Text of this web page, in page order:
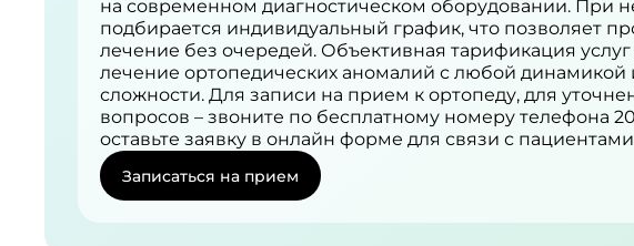
на современном диагностическом оборудовании. При
подбирается индивидуальный график, что позволяет
лечение без очередей. Объективная тарификация
лечение ортопедических аномалий с любой динамикой
сложности. Для записи на прием к ортопеду, для
вопросов – звоните по бесплатному номеру телефона
оставьте заявку в онлайн форме для связи с
Записаться на прием